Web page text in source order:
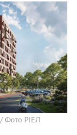
Фото РІЕЛ